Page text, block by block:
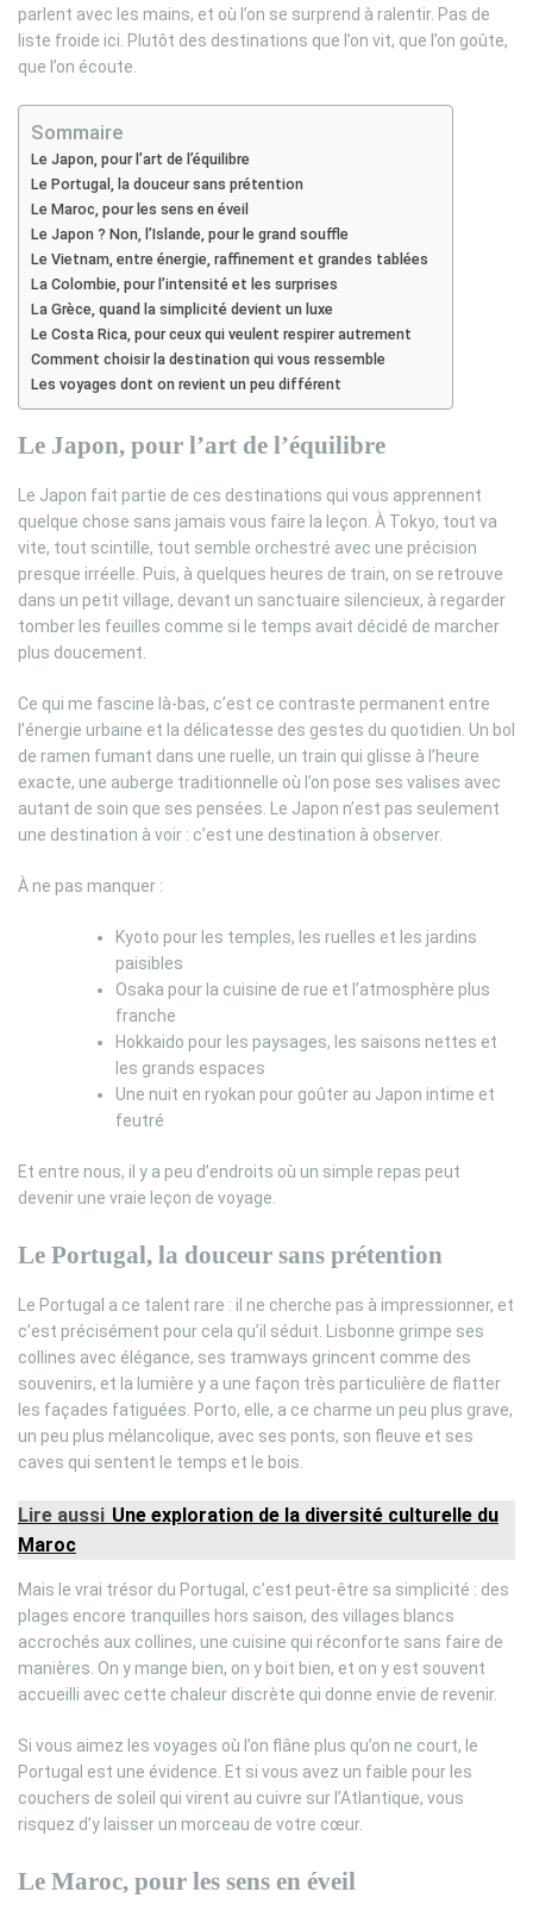
parlent avec les mains, et où l’on se surprend à ralentir. Pas de
liste froide ici. Plutôt des destinations que l’on vit, que l’on goûte,
que l’on écoute.
Sommaire
Le Japon, pour l’art de l’équilibre
Le Portugal, la douceur sans prétention
Le Maroc, pour les sens en éveil
Le Japon ? Non, l’Islande, pour le grand souffle
Le Vietnam, entre énergie, raffinement et grandes tablées
La Colombie, pour l’intensité et les surprises
La Grèce, quand la simplicité devient un luxe
Le Costa Rica, pour ceux qui veulent respirer autrement
Comment choisir la destination qui vous ressemble
Les voyages dont on revient un peu différent
Le Japon, pour l’art de l’équilibre
Le Japon fait partie de ces destinations qui vous apprennent
quelque chose sans jamais vous faire la leçon. À Tokyo, tout va
vite, tout scintille, tout semble orchestré avec une précision
presque irréelle. Puis, à quelques heures de train, on se retrouve
dans un petit village, devant un sanctuaire silencieux, à regarder
tomber les feuilles comme si le temps avait décidé de marcher
plus doucement.
Ce qui me fascine là-bas, c’est ce contraste permanent entre
l’énergie urbaine et la délicatesse des gestes du quotidien. Un bol
de ramen fumant dans une ruelle, un train qui glisse à l’heure
exacte, une auberge traditionnelle où l’on pose ses valises avec
autant de soin que ses pensées. Le Japon n’est pas seulement
une destination à voir : c’est une destination à observer.
À ne pas manquer :
Kyoto pour les temples, les ruelles et les jardins
paisibles
Osaka pour la cuisine de rue et l’atmosphère plus
franche
Hokkaido pour les paysages, les saisons nettes et
les grands espaces
Une nuit en ryokan pour goûter au Japon intime et
feutré
Et entre nous, il y a peu d’endroits où un simple repas peut
devenir une vraie leçon de voyage.
Le Portugal, la douceur sans prétention
Le Portugal a ce talent rare : il ne cherche pas à impressionner, et
c’est précisément pour cela qu’il séduit. Lisbonne grimpe ses
collines avec élégance, ses tramways grincent comme des
souvenirs, et la lumière y a une façon très particulière de flatter
les façades fatiguées. Porto, elle, a ce charme un peu plus grave,
un peu plus mélancolique, avec ses ponts, son fleuve et ses
caves qui sentent le temps et le bois.
Lire aussi Une exploration de la diversité culturelle du
Maroc
Mais le vrai trésor du Portugal, c’est peut-être sa simplicité : des
plages encore tranquilles hors saison, des villages blancs
accrochés aux collines, une cuisine qui réconforte sans faire de
manières. On y mange bien, on y boit bien, et on y est souvent
accueilli avec cette chaleur discrète qui donne envie de revenir.
Si vous aimez les voyages où l’on flâne plus qu’on ne court, le
Portugal est une évidence. Et si vous avez un faible pour les
couchers de soleil qui virent au cuivre sur l’Atlantique, vous
risquez d’y laisser un morceau de votre cœur.
Le Maroc, pour les sens en éveil